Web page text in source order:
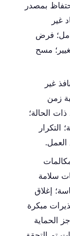
بمصدر
غير
فرض
مسح
غير
زمن
الحالة؛
التكرار
سلامة
إغلاق
مبكرة
الحماية